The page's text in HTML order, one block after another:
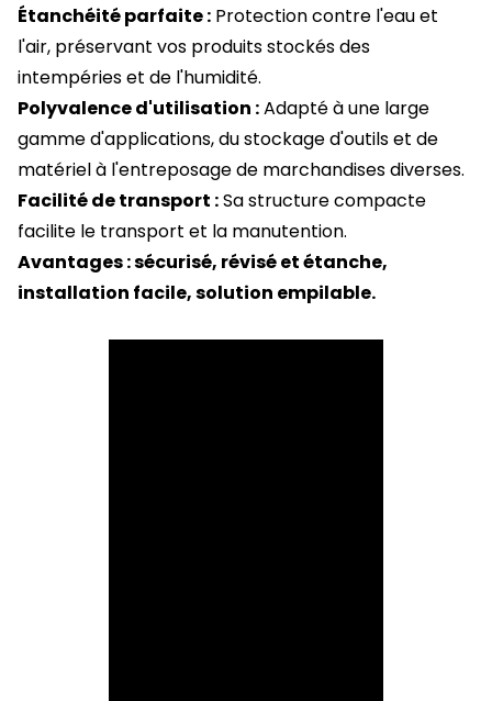
Étanchéité parfaite : Protection contre l'eau et
l'air, préservant vos produits stockés des
intempéries et de l'humidité.
Polyvalence d'utilisation :Adapté à une large
gamme d'applications, du stockage d'outils et de
matériel à l'entreposage de marchandises diverses.
Facilité de transport :Sa structure compacte
facilite le transport et la manutention.
Avantages : sécurisé, révisé et étanche,
installation facile, solution empilable.